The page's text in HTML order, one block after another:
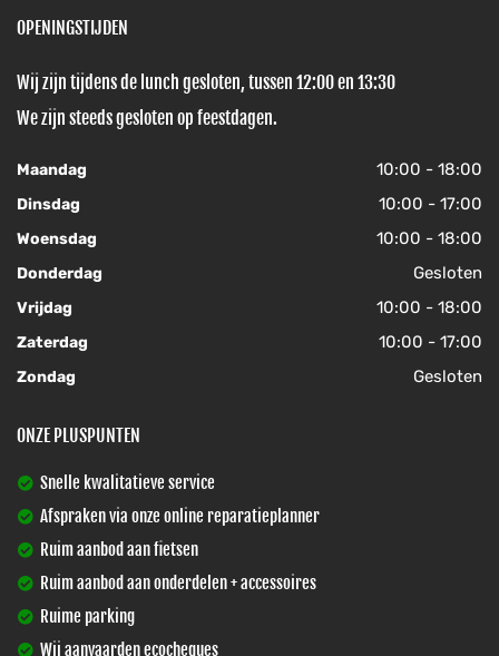
OPENINGSTIJDEN
Wij zijn tijdens de lunch gesloten, tussen 12:00 en 13:30
We zijn steeds gesloten op feestdagen.
Maandag 10:00 - 18:00
Dinsdag 10:00 - 17:00
Woensdag 10:00 - 18:00
Donderdag Gesloten
Vrijdag 10:00 - 18:00
Zaterdag 10:00 - 17:00
Zondag Gesloten
ONZE PLUSPUNTEN
Snelle kwalitatieve service
Afspraken via onze online reparatieplanner
Ruim aanbod aan fietsen
Ruim aanbod aan onderdelen + accessoires
Ruime parking
Wij aanvaarden ecocheques